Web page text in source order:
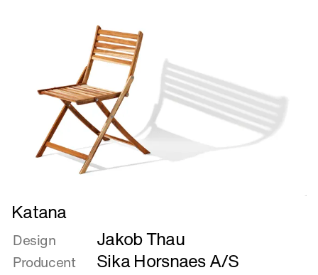
Læs
mere
om
Katana
Katana
Design Jakob Thau
Producent Sika Horsnaes A/S